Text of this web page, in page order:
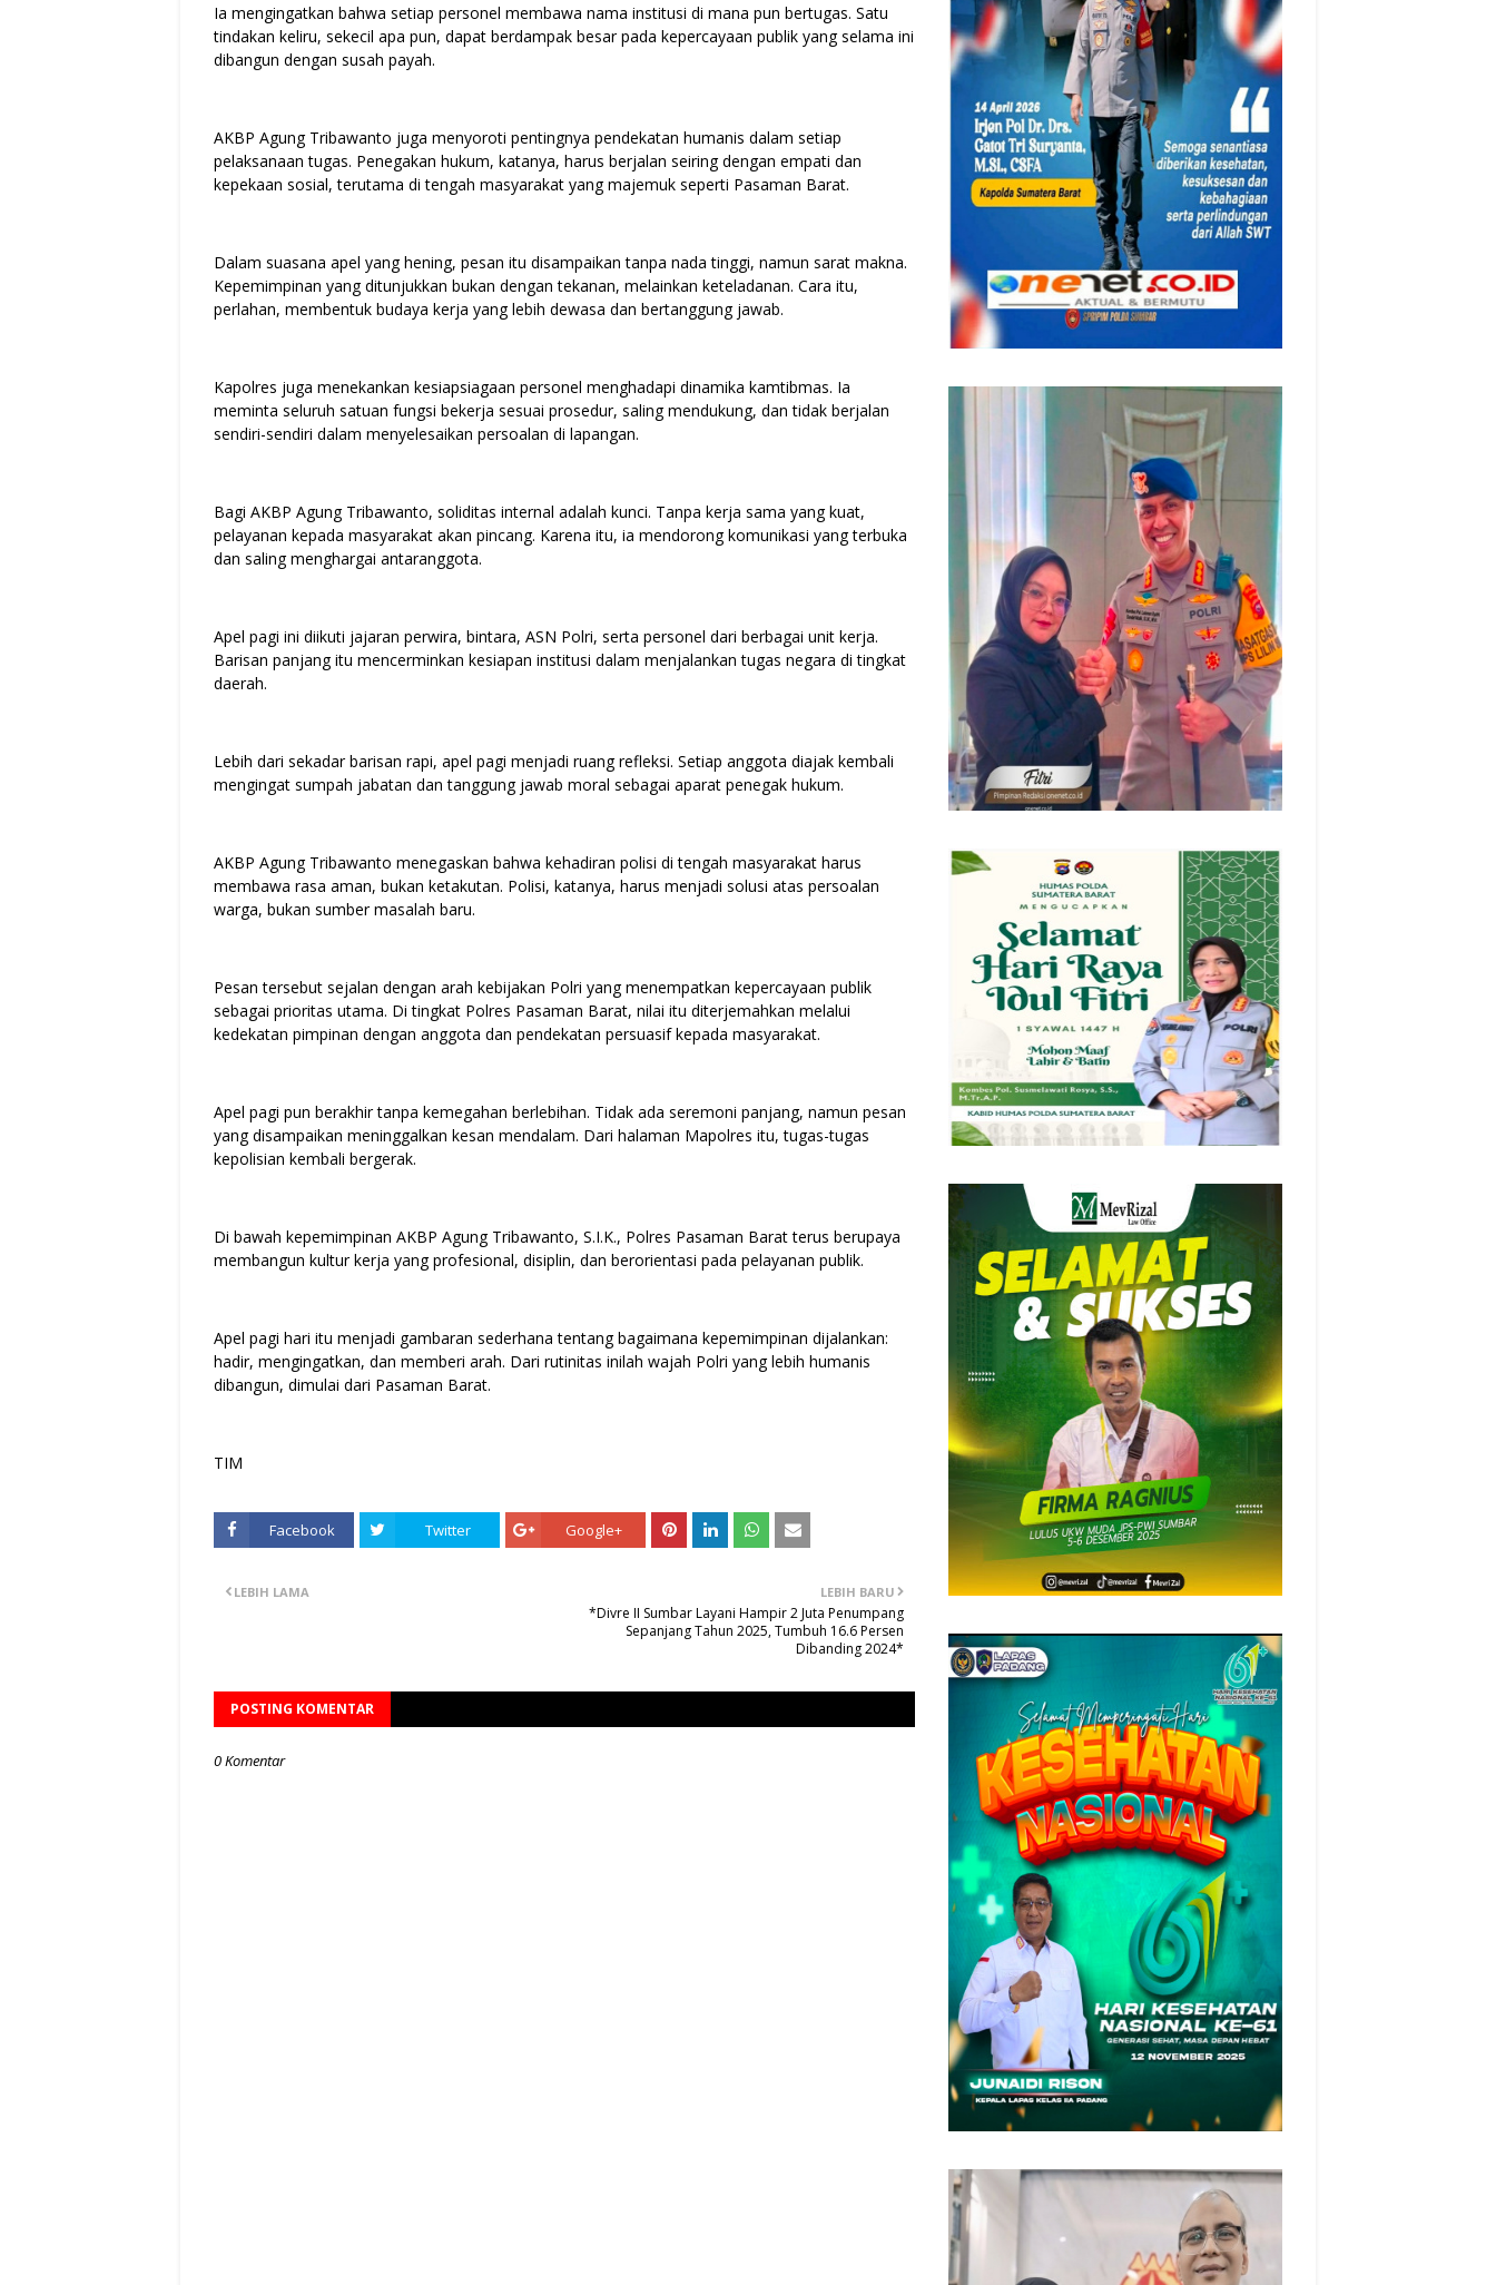
Ia mengingatkan bahwa setiap personel membawa nama institusi di mana pun bertugas. Satu
tindakan keliru, sekecil apa pun, dapat berdampak besar pada kepercayaan publik yang selama ini
dibangun dengan susah payah.
AKBP Agung Tribawanto juga menyoroti pentingnya pendekatan humanis dalam setiap
pelaksanaan tugas. Penegakan hukum, katanya, harus berjalan seiring dengan empati dan
kepekaan sosial, terutama di tengah masyarakat yang majemuk seperti Pasaman Barat.
Dalam suasana apel yang hening, pesan itu disampaikan tanpa nada tinggi, namun sarat makna.
Kepemimpinan yang ditunjukkan bukan dengan tekanan, melainkan keteladanan. Cara itu,
perlahan, membentuk budaya kerja yang lebih dewasa dan bertanggung jawab.
Kapolres juga menekankan kesiapsiagaan personel menghadapi dinamika kamtibmas. Ia
meminta seluruh satuan fungsi bekerja sesuai prosedur, saling mendukung, dan tidak berjalan
sendiri-sendiri dalam menyelesaikan persoalan di lapangan.
Bagi AKBP Agung Tribawanto, soliditas internal adalah kunci. Tanpa kerja sama yang kuat,
pelayanan kepada masyarakat akan pincang. Karena itu, ia mendorong komunikasi yang terbuka
dan saling menghargai antaranggota.
Apel pagi ini diikuti jajaran perwira, bintara, ASN Polri, serta personel dari berbagai unit kerja.
Barisan panjang itu mencerminkan kesiapan institusi dalam menjalankan tugas negara di tingkat
daerah.
Lebih dari sekadar barisan rapi, apel pagi menjadi ruang refleksi. Setiap anggota diajak kembali
mengingat sumpah jabatan dan tanggung jawab moral sebagai aparat penegak hukum.
AKBP Agung Tribawanto menegaskan bahwa kehadiran polisi di tengah masyarakat harus
membawa rasa aman, bukan ketakutan. Polisi, katanya, harus menjadi solusi atas persoalan
warga, bukan sumber masalah baru.
Pesan tersebut sejalan dengan arah kebijakan Polri yang menempatkan kepercayaan publik
sebagai prioritas utama. Di tingkat Polres Pasaman Barat, nilai itu diterjemahkan melalui
kedekatan pimpinan dengan anggota dan pendekatan persuasif kepada masyarakat.
Apel pagi pun berakhir tanpa kemegahan berlebihan. Tidak ada seremoni panjang, namun pesan
yang disampaikan meninggalkan kesan mendalam. Dari halaman Mapolres itu, tugas-tugas
kepolisian kembali bergerak.
Di bawah kepemimpinan AKBP Agung Tribawanto, S.I.K., Polres Pasaman Barat terus berupaya
membangun kultur kerja yang profesional, disiplin, dan berorientasi pada pelayanan publik.
Apel pagi hari itu menjadi gambaran sederhana tentang bagaimana kepemimpinan dijalankan:
hadir, mengingatkan, dan memberi arah. Dari rutinitas inilah wajah Polri yang lebih humanis
dibangun, dimulai dari Pasaman Barat.
TIM
Facebook Twitter Google+
LEBIH BARU
*Divre II Sumbar Layani Hampir 2 Juta Penumpang
Sepanjang Tahun 2025, Tumbuh 16.6 Persen
Dibanding 2024*
LEBIH LAMA
POSTING KOMENTAR
0 Komentar